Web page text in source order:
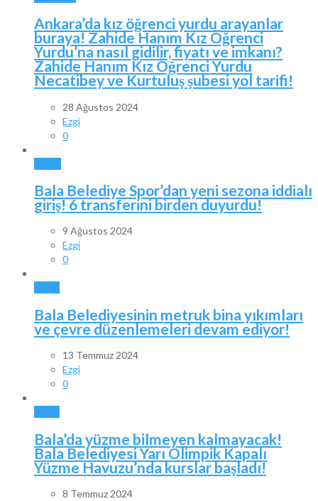
Ankara’da kız öğrenci yurdu arayanlar
buraya! Zahide Hanım Kız Öğrenci
Yurdu’na nasıl gidilir, fiyatı ve imkanı?
Zahide Hanım Kız Öğrenci Yurdu
Necatibey ve Kurtuluş şubesi yol tarifi!
28 Ağustos 2024
Ezgi
0
Bala Belediye Spor’dan yeni sezona iddialı
giriş! 6 transferini birden duyurdu!
9 Ağustos 2024
Ezgi
0
Bala Belediyesinin metruk bina yıkımları
ve çevre düzenlemeleri devam ediyor!
13 Temmuz 2024
Ezgi
0
Bala’da yüzme bilmeyen kalmayacak!
Bala Belediyesi Yarı Olimpik Kapalı
Yüzme Havuzu’nda kurslar başladı!
8 Temmuz 2024